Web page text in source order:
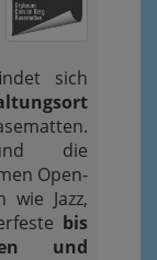
sich
die
Open-
wie Jazz,
bis
und